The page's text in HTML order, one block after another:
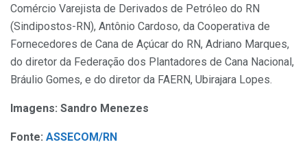
Comércio Varejista de Derivados de Petróleo do RN
(Sindipostos-RN), Antônio Cardoso, da Cooperativa de
Fornecedores de Cana de Açúcar do RN, Adriano Marques,
do diretor da Federação dos Plantadores de Cana Nacional,
Bráulio Gomes, e do diretor da FAERN, Ubirajara Lopes.
Imagens: Sandro Menezes
Fonte: ASSECOM/RN